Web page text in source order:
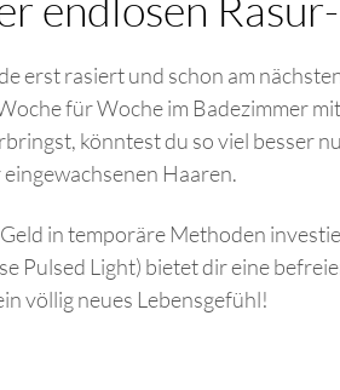
erst rasiert und schon am
für Woche im Badezimmer
könntest du so viel besser
Haaren.
in temporäre Methoden
Pulsed Light) bietet dir eine
völlig neues Lebensgefühl!